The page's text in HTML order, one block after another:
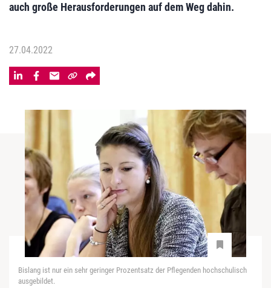
auch große Herausforderungen auf dem Weg dahin.
27.04.2022
Bislang ist nur ein sehr geringer Prozentsatz der Pflegenden hochschulisch
ausgebildet.